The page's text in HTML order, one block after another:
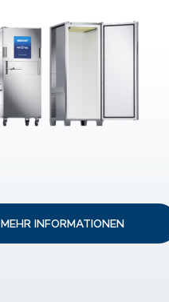
MEHR INFORMATIONEN